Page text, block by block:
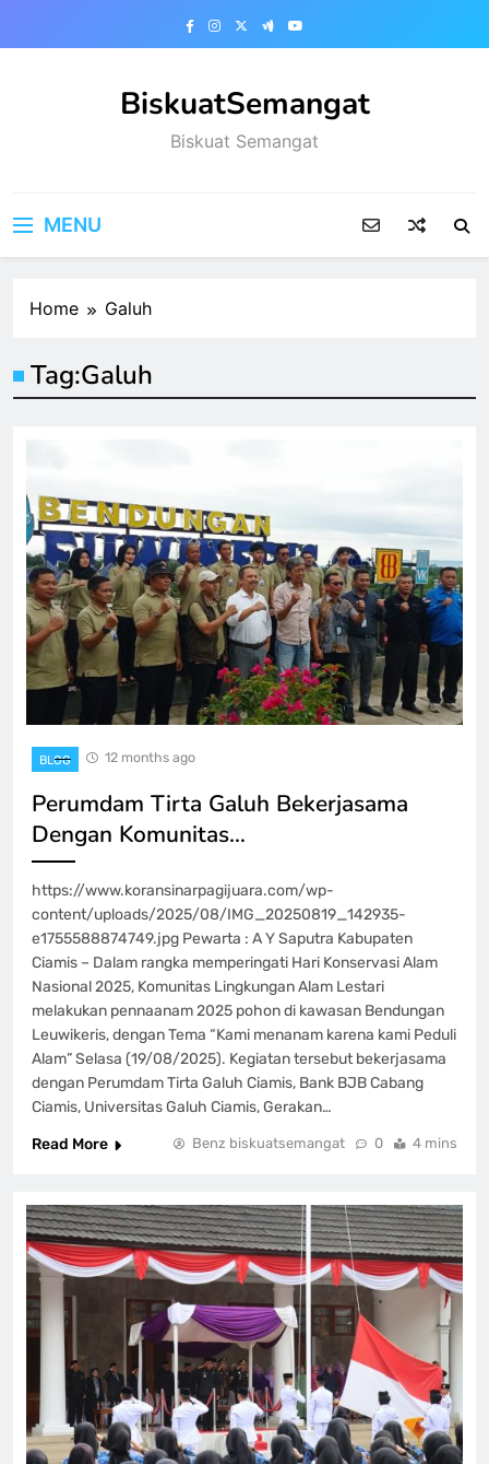
BiskuatSemangat
Biskuat Semangat
MENU
Home Galuh
Tag:Galuh
BLOG 12 months ago
Perumdam Tirta Galuh Bekerjasama
Dengan Komunitas…
https://www.koransinarpagijuara.com/wp-
content/uploads/2025/08/IMG_20250819_142935-
e1755588874749.jpg Pewarta : A Y Saputra Kabupaten
Ciamis – Dalam rangka memperingati Hari Konservasi Alam
Nasional 2025, Komunitas Lingkungan Alam Lestari
melakukan pennaanam 2025 pohon di kawasan Bendungan
Leuwikeris, dengan Tema “Kami menanam karena kami Peduli
Alam” Selasa (19/08/2025). Kegiatan tersebut bekerjasama
dengan Perumdam Tirta Galuh Ciamis, Bank BJB Cabang
Ciamis, Universitas Galuh Ciamis, Gerakan…
Read More
Benz biskuatsemangat 0 4 mins